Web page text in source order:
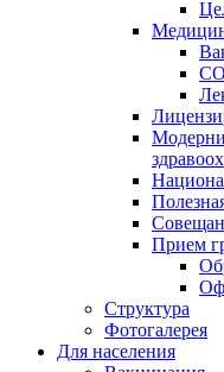
Прием
Структура
Фотогалерея
Для населения